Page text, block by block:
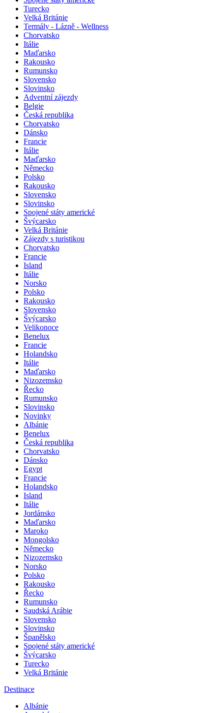
Turecko
Velká Británie
Termály - Lázně - Wellness
Chorvatsko
Itálie
Maďarsko
Rakousko
Rumunsko
Slovensko
Slovinsko
Adventní zájezdy
Belgie
Česká republika
Chorvatsko
Dánsko
Francie
Itálie
Maďarsko
Německo
Polsko
Rakousko
Slovensko
Slovinsko
Spojené státy americké
Švýcarsko
Velká Británie
Zájezdy s turistikou
Chorvatsko
Francie
Island
Itálie
Norsko
Polsko
Rakousko
Slovensko
Švýcarsko
Velikonoce
Benelux
Francie
Holandsko
Itálie
Maďarsko
Nizozemsko
Řecko
Rumunsko
Slovinsko
Novinky
Albánie
Benelux
Česká republika
Chorvatsko
Dánsko
Egypt
Francie
Holandsko
Island
Itálie
Jordánsko
Maďarsko
Maroko
Mongolsko
Německo
Nizozemsko
Norsko
Polsko
Rakousko
Řecko
Rumunsko
Saudská Arábie
Slovensko
Slovinsko
Španělsko
Spojené státy americké
Švýcarsko
Turecko
Velká Británie
Destinace
Albánie